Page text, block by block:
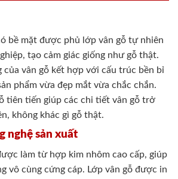
bề mặt được phủ lớp vân gỗ tự nhiên
tạo cảm giác giống như gỗ thật.
của vân gỗ kết hợp với cấu trúc bền bỉ
phẩm vừa đẹp mắt vừa chắc chắn.
tiên tiến giúp các chi tiết vân gỗ trở
không khác gì gỗ thật.
nghệ sản xuất
làm từ hợp kim nhôm cao cấp, giúp
vô cùng cứng cáp. Lớp vân gỗ được in